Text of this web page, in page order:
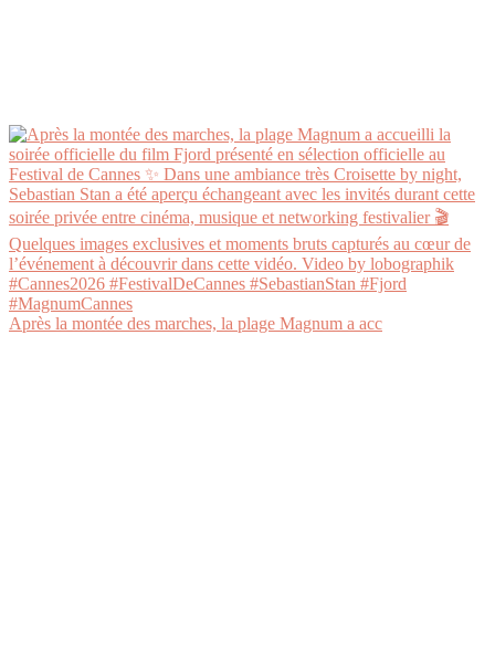
Après la montée des marches, la plage Magnum a acc